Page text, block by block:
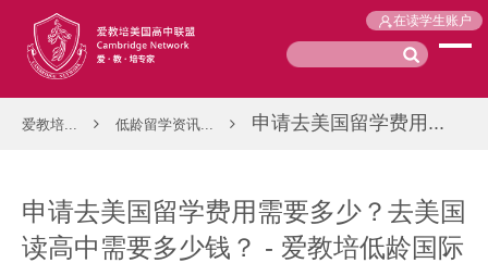
在读学生账户
爱教培... 低龄留学资讯... 申请去美国留学费用...
申请去美国留学费用需要多少？去美国
读高中需要多少钱？ - 爱教培低龄国际